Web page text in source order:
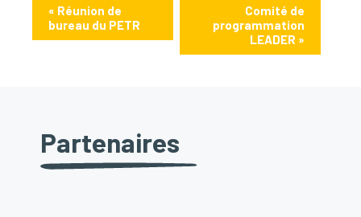
« Réunion de
bureau du PETR
Comité de
programmation
LEADER »
Partenaires